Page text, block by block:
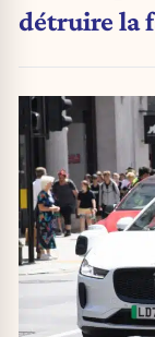
détruire la